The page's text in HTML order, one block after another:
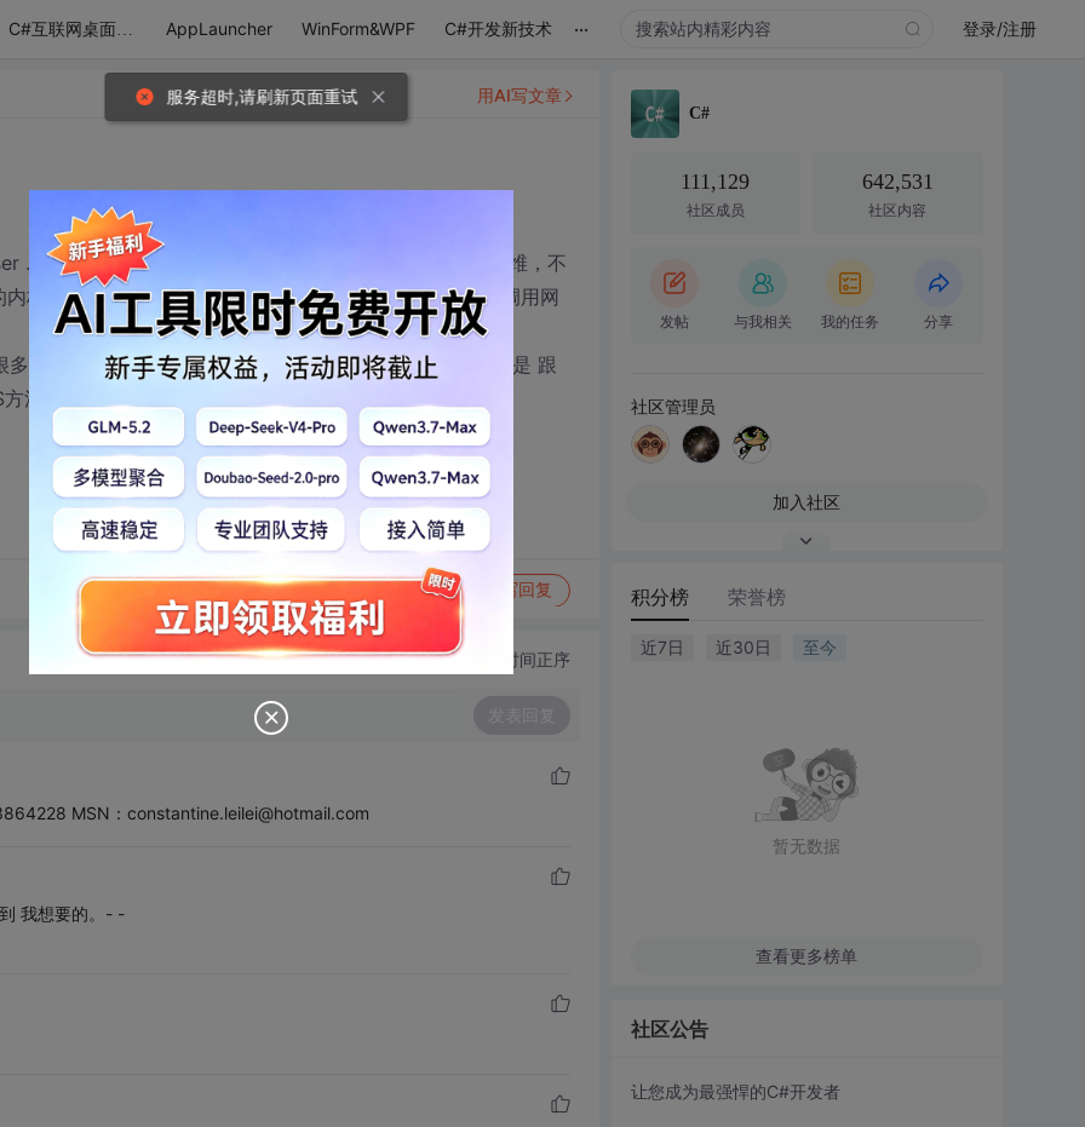
C#互联网桌面应用 AppLauncher WinForm&WPF C#开发新技术 ... 登录/注册
. 他是使用的IE的Trident内核 ，但IE的速度，实在不敢恭维，不
核)的跟WebBrowser差不多的东西。 也是在winform中调用网
。 但是在使用中 就发现问题了。。。 他的属性方法并不是 跟
法的方法，。 。
转发到动态 举报 写回复
用AI写文章
切换为时间正序
发表回复
MSN：constantine.leilei@hotmail.com
我想要的。- -
C#
111,129
社区成员
642,531
社区内容
发帖 与我相关 我的任务 分享
社区管理员
加入社区
积分榜 荣誉榜
近7日 近30日 至今
暂无数据
查看更多榜单
社区公告
让您成为最强悍的C#开发者
服务超时,请刷新页面重试